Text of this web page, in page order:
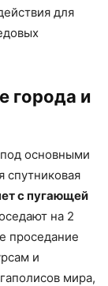
для
города и
основными
спутниковая
с пугающей
на 2
проседание
и
мира,